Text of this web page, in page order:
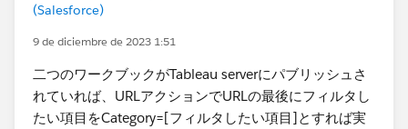
(Salesforce)
9 de diciembre de 2023 1:51
二つのワークブックがTableau serverにパブリッシュさ
れていれば、URLアクションでURLの最後にフィルタし
たい項目をCategory=[フィルタしたい項目]とすれば実